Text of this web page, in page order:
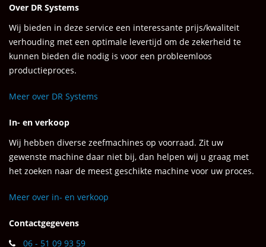
Over DR Systems
Wij bieden in deze service een interessante prijs/kwaliteit
verhouding met een optimale levertijd om de zekerheid te
kunnen bieden die nodig is voor een probleemloos
productieproces.
Meer over DR Systems
In- en verkoop
Wij hebben diverse zeefmachines op voorraad. Zit uw
gewenste machine daar niet bij, dan helpen wij u graag met
het zoeken naar de meest geschikte machine voor uw proces.
Meer over in- en verkoop
Contactgegevens
06 - 51 09 93 59